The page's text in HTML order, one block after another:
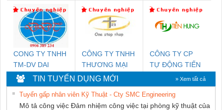
PHƯƠNG NAM
CONG TY TNHH
TM-DV DAI
DONG THANH
CÔNG TY TNHH
THƯƠNG MẠI
THIÊN ÂN VIỆT
NAM
CÔNG TY CP
TỰ ĐỘNG TIẾN
TIN TUYỂN DỤNG MỚI » Xem tất cả
Tuyển gấp nhân viên Kỹ Thuật - Cty SMC Engineering
Mô tả công việc Đảm nhiệm công việc tại phòng kỹ thuật của